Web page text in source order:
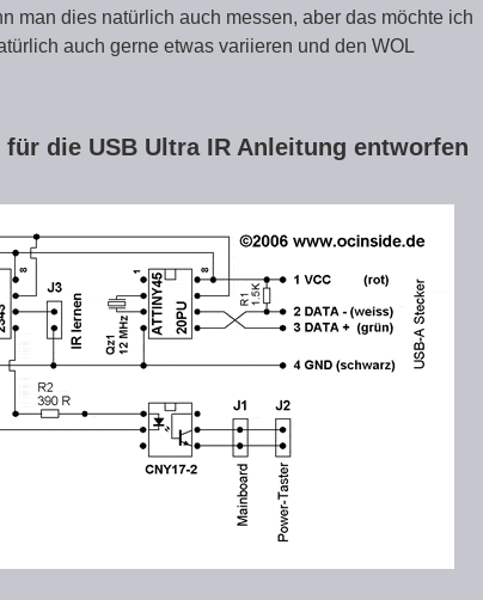
man dies natürlich auch messen, aber das möchte ich
auch gerne etwas variieren und den WOL
die USB Ultra IR Anleitung entworfen